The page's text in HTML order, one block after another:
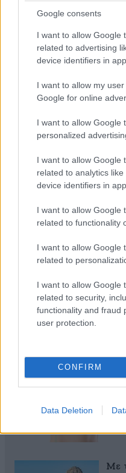
Google consents
I want to allow Google
related to advertising
device identifiers in
I want to allow my
Google for online
I want to allow Google
personalized
I want to allow Google
related to analytics
device identifiers in
I want to allow Google
related to functionality
I want to allow Google
related to
I want to allow Google
related to security,
functionality and fraud
user protection.
CONFIRM
Data Deletion
Ο
Πες
θα
σου
40
για
Με